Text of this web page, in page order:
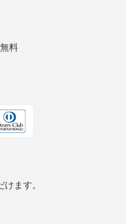
料
ます。